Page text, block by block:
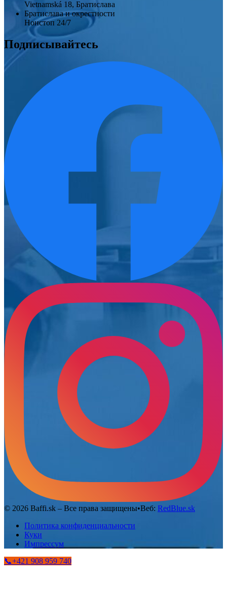
Vietnamská 18, Братислава
Братислава и окрестности
Нонстоп 24/7
Подписывайтесь
© 2026 Baffi.sk – Все права защищены•Веб: RedBlue.sk
Политика конфиденциальности
Куки
Импрессум
📞+421 908 959 740